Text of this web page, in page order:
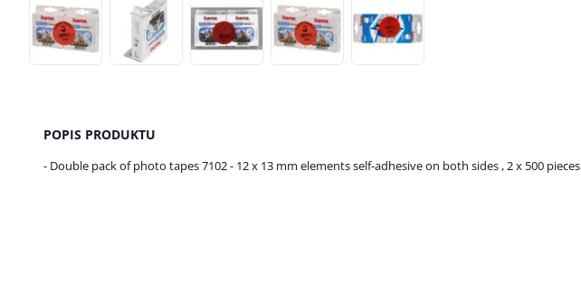
POPIS PRODUKTU
- Double pack of photo tapes 7102 - 12 x 13 mm elements self-adhesive on both sides , 2 x 500 pieces